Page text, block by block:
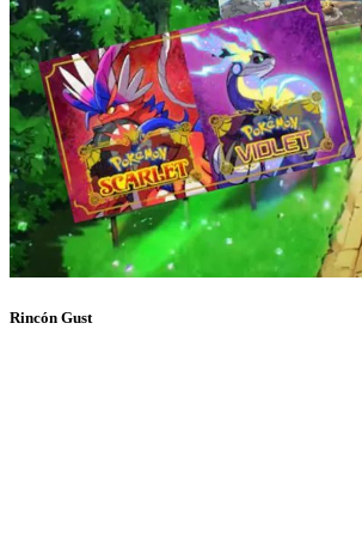
Rincón Gust